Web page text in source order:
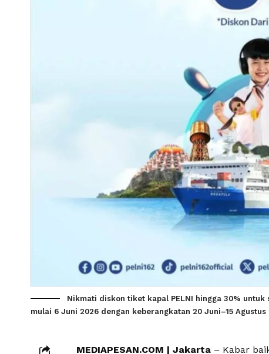
Nikmati diskon tiket kapal PELNI hingga 30%
mulai 6 Juni 2026 dengan keberangkatan 20 Juni–15
MEDIAPESAN.COM | Jakarta – Kabar